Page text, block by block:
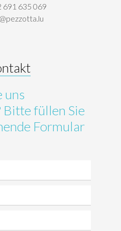
691 635 069
uns
Bitte füllen Sie
Formular